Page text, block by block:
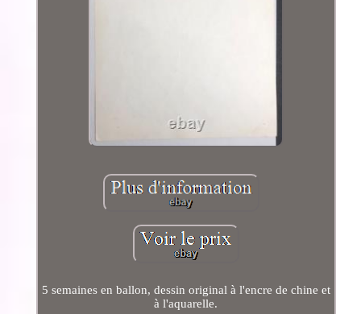
5 semaines en ballon, dessin original à l'encre de chine et
à l'aquarelle.